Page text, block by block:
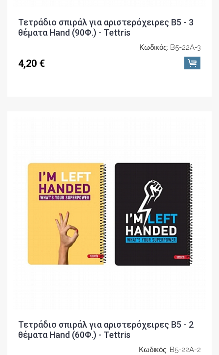
Τετράδιο σπιράλ για αριστερόχειρες Β5 - 3
θέματα Hand (90Φ.) - Tettris
Κωδικός: B5-22A-3
4,20 €
Τετράδιο σπιράλ για αριστερόχειρες Β5 - 2
θέματα Hand (60Φ.) - Tettris
Κωδικός: B5-22A-2